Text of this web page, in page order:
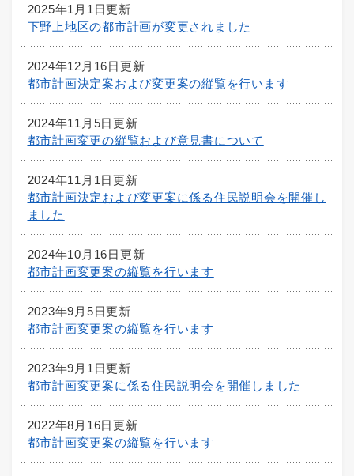
2025年1月1日更新
下野上地区の都市計画が変更されました
2024年12月16日更新
都市計画決定案および変更案の縦覧を行います
2024年11月5日更新
都市計画変更の縦覧および意見書について
2024年11月1日更新
都市計画決定および変更案に係る住民説明会を開催し
ました
2024年10月16日更新
都市計画変更案の縦覧を行います
2023年9月5日更新
都市計画変更案の縦覧を行います
2023年9月1日更新
都市計画変更案に係る住民説明会を開催しました
2022年8月16日更新
都市計画変更案の縦覧を行います